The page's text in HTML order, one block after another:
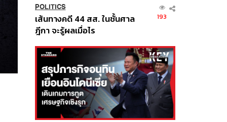
POLITICS
เส้นทางคดี 44 สส. ในชั้นศาล
ฎีกา จะรู้ผลเมื่อไร
193